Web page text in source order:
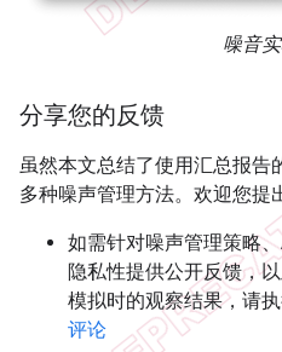
噪音
分享您的反馈
虽然本文总结了使用汇总报告
多种噪声管理方法。欢迎您提
如需针对噪声管理策略
隐私性提供公开反馈，
模拟时的观察结果，请执
评论